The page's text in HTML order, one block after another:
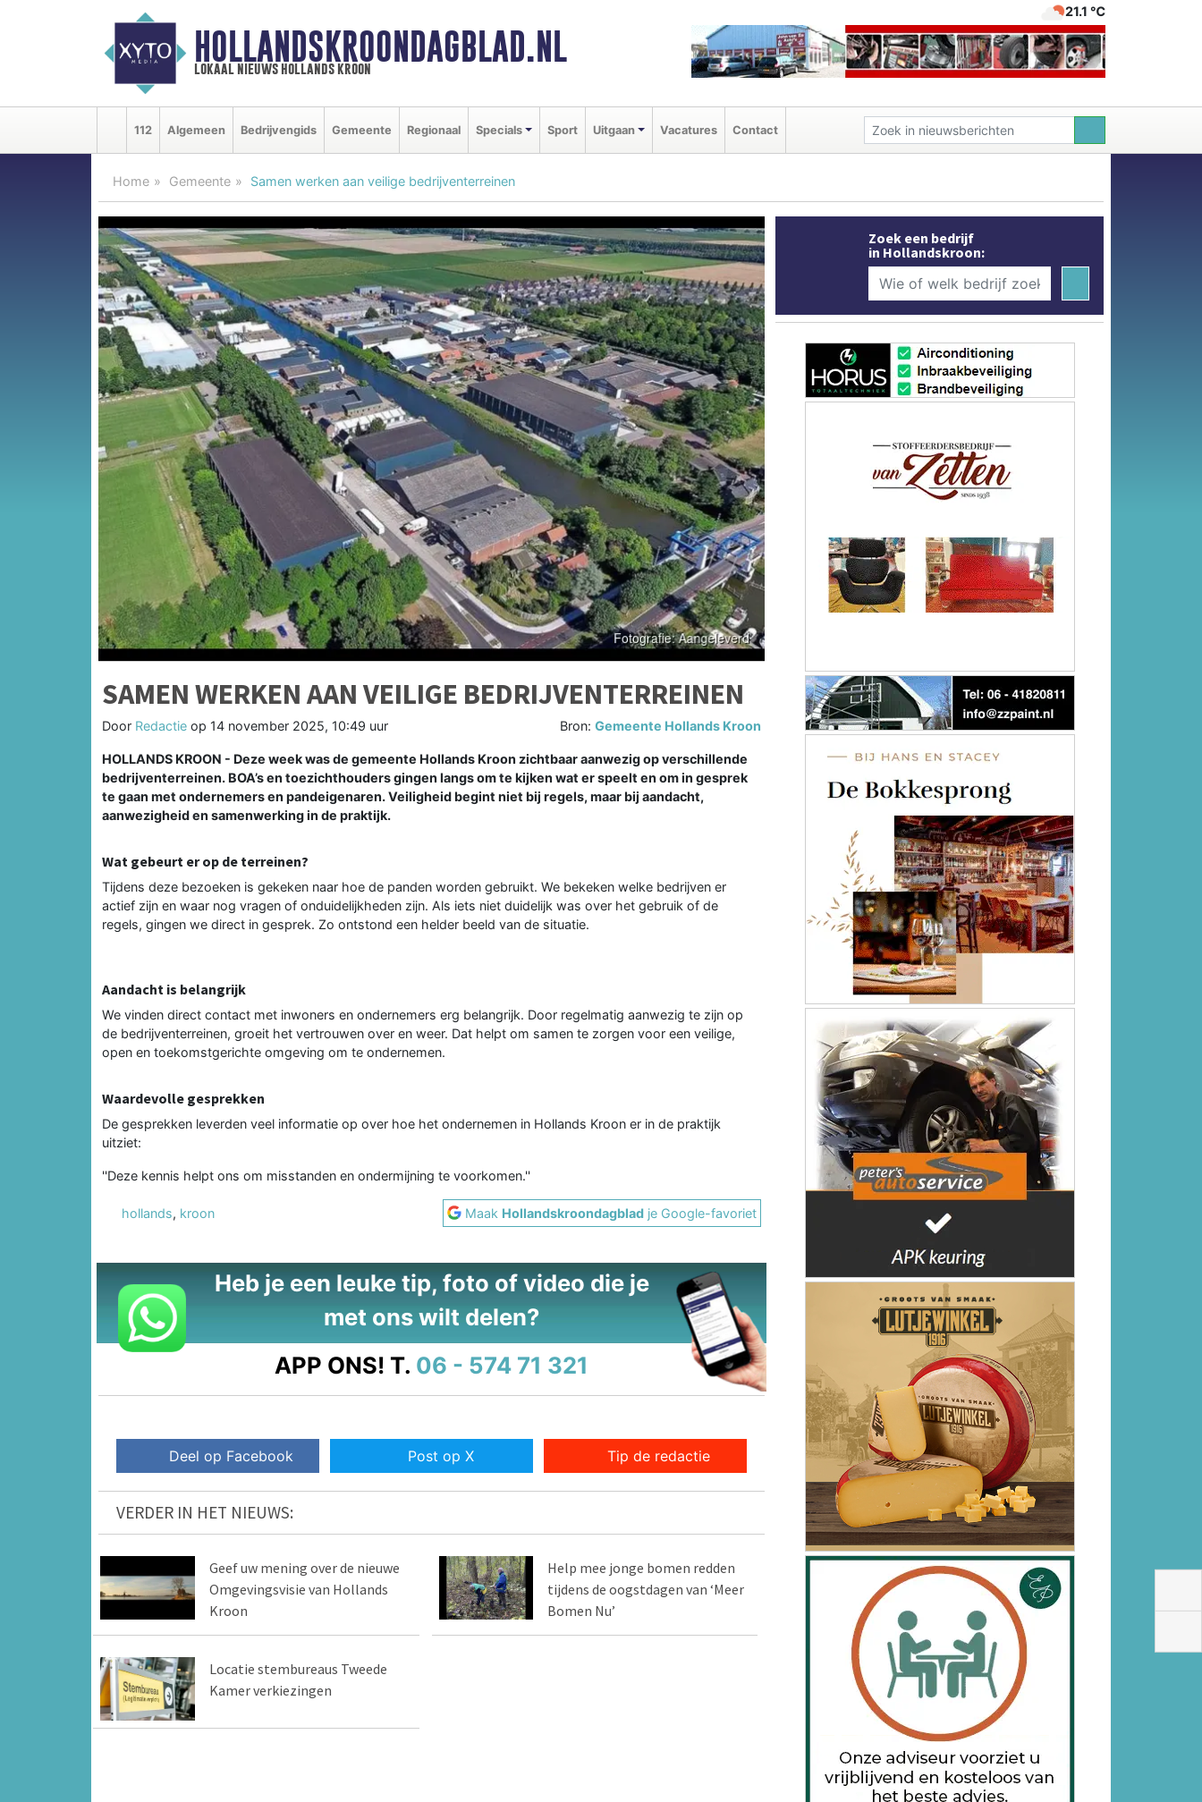
HOLLANDSKROONDAGBLAD.NL
lokaal nieuws hollands kroon
21.1 ℃
112 Algemeen Bedrijvengids Gemeente Regionaal Specials Sport Uitgaan Vacatures Contact
Home Gemeente Samen werken aan veilige bedrijventerreinen
SAMEN WERKEN AAN VEILIGE BEDRIJVENTERREINEN
Door Redactie op 14 november 2025, 10:49 uur Bron:Gemeente Hollands Kroon
HOLLANDS KROON - Deze week was de gemeente Hollands Kroon zichtbaar aanwezig op verschillende
bedrijventerreinen. BOA’s en toezichthouders gingen langs om te kijken wat er speelt en om in gesprek
te gaan met ondernemers en pandeigenaren. Veiligheid begint niet bij regels, maar bij aandacht,
aanwezigheid en samenwerking in de praktijk.
Wat gebeurt er op de terreinen?
Tijdens deze bezoeken is gekeken naar hoe de panden worden gebruikt. We bekeken welke bedrijven er
actief zijn en waar nog vragen of onduidelijkheden zijn. Als iets niet duidelijk was over het gebruik of de
regels, gingen we direct in gesprek. Zo ontstond een helder beeld van de situatie.
Aandacht is belangrijk
We vinden direct contact met inwoners en ondernemers erg belangrijk. Door regelmatig aanwezig te zijn op
de bedrijventerreinen, groeit het vertrouwen over en weer. Dat helpt om samen te zorgen voor een veilige,
open en toekomstgerichte omgeving om te ondernemen.
Waardevolle gesprekken
De gesprekken leverden veel informatie op over hoe het ondernemen in Hollands Kroon er in de praktijk
uitziet:
''Deze kennis helpt ons om misstanden en ondermijning te voorkomen.''
hollands, kroon Maak Hollandskroondagblad je Google-favoriet
Heb je een leuke tip, foto of video die je
met ons wilt delen?
APP ONS! T. 06 - 574 71 321
Deel op Facebook Post op X Tip de redactie
VERDER IN HET NIEUWS:
Geef uw mening over de nieuwe
Omgevingsvisie van Hollands
Kroon
Help mee jonge bomen redden
tijdens de oogstdagen van ‘Meer
Bomen Nu’
Locatie stembureaus Tweede
Kamer verkiezingen
Zoek een bedrijf
in Hollandskroon: